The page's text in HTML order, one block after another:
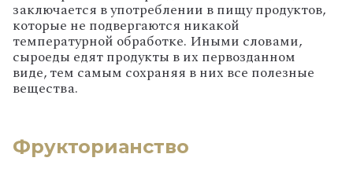
заключается в употреблении в пищу продуктов,
которые не подвергаются никакой
температурной обработке. Иными словами,
сыроеды едят продукты в их первозданном
виде, тем самым сохраняя в них все полезные
вещества.
Фрукторианство